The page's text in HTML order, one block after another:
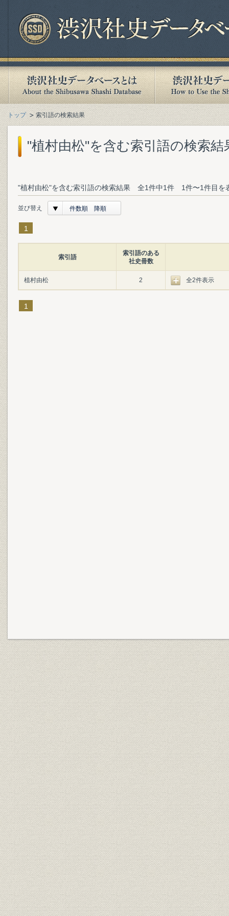
トップ 索引語の検索結果
"植村由松"を含む索引語の検索結
"植村由松"を含む索引語の検索結果 全1件中1件 1件〜1件目を
並び替え 件数順 降順
1
索引語
索引語のある
社史冊数
植村由松 2 全2件表示
1